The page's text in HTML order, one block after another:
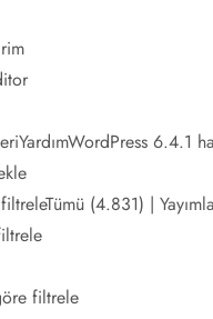
6.4.1
filtreleTümü (4.831) |
filtrele